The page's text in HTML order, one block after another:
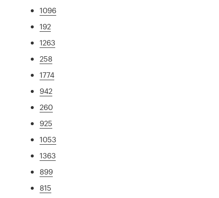
1096
192
1263
258
1774
942
260
925
1053
1363
899
815